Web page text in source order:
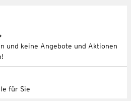
und keine Angebote und Aktionen
für Sie